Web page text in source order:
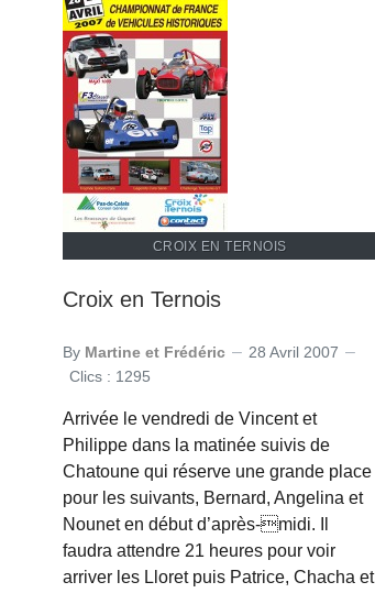
CROIX EN TERNOIS
Croix en Ternois
By Martine et Frédéric
28 Avril 2007
Clics : 1295
Arrivée le vendredi de Vincent et
Philippe dans la matinée suivis de
Chatoune qui réserve une grande place
pour les suivants, Bernard, Angelina et
Nounet en début d’après-midi. Il
faudra attendre 21 heures pour voir
arriver les Lloret puis Patrice, Chacha et